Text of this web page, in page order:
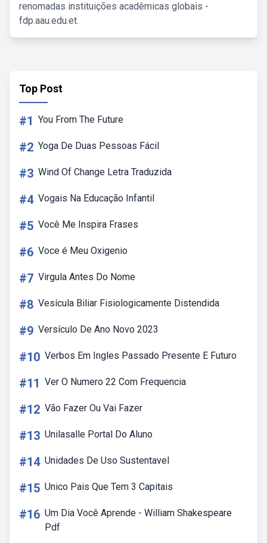
renomadas instituições acadêmicas globais -
fdp.aau.edu.et.
Top Post
#1 You From The Future
#2 Yoga De Duas Pessoas Fácil
#3 Wind Of Change Letra Traduzida
#4 Vogais Na Educação Infantil
#5 Você Me Inspira Frases
#6 Voce é Meu Oxigenio
#7 Virgula Antes Do Nome
#8 Vesícula Biliar Fisiologicamente Distendida
#9 Versículo De Ano Novo 2023
#10 Verbos Em Ingles Passado Presente E Futuro
#11 Ver O Numero 22 Com Frequencia
#12 Vão Fazer Ou Vai Fazer
#13 Unilasalle Portal Do Aluno
#14 Unidades De Uso Sustentavel
#15 Unico Pais Que Tem 3 Capitais
#16 Um Dia Você Aprende - William Shakespeare
Pdf